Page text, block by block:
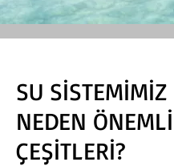
SU SİSTEMİMİZ
NEDEN
ÇEŞİTLERİ?